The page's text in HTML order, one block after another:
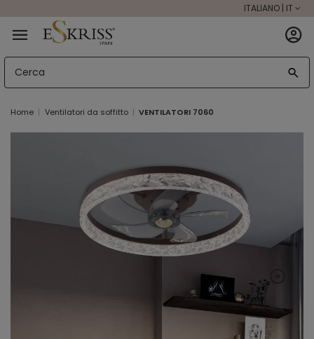
ITALIANO | IT
Home Ventilatori da soffitto VENTILATORI 7060